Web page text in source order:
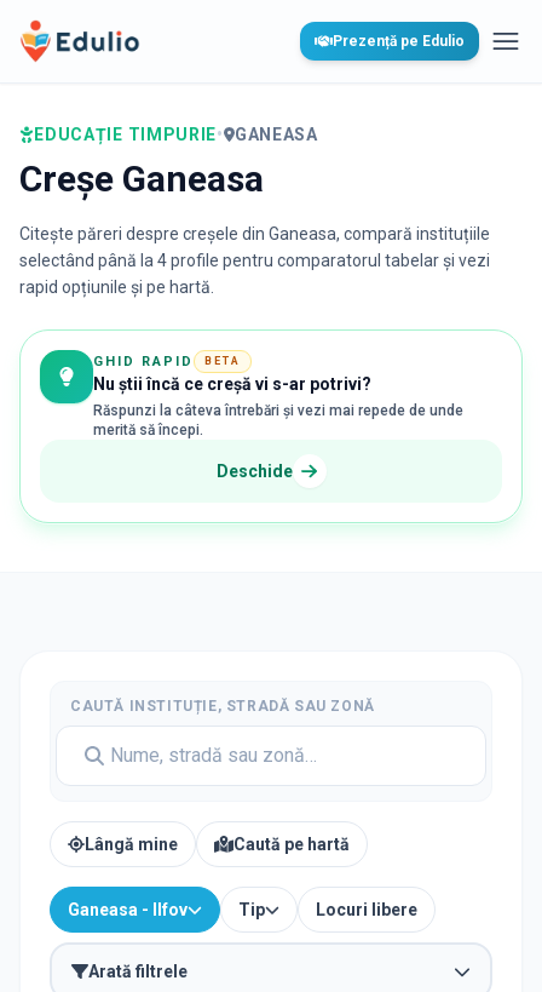
Edulio Prezență pe Edulio
EDUCAȚIE TIMPURIE• GANEASA
Creșe Ganeasa
Citește păreri despre creșele din Ganeasa, compară instituțiile
selectând până la 4 profile pentru comparatorul tabelar și vezi
rapid opțiunile și pe hartă.
GHID RAPID BETA
Nu știi încă ce creșă vi s-ar potrivi?
Răspunzi la câteva întrebări și vezi mai repede de unde
merită să începi.
Deschide
CAUTĂ INSTITUȚIE, STRADĂ SAU ZONĂ
Lângă mine Caută pe hartă
Ganeasa - Ilfov Tip Locuri libere
Arată filtrele